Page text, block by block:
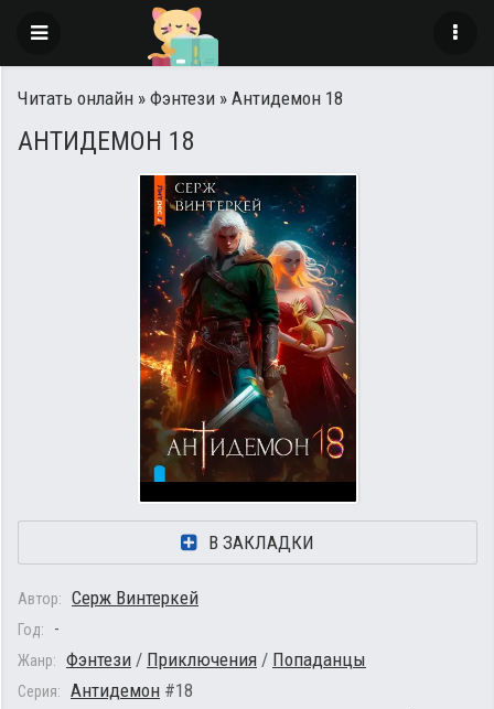
Читать онлайн » Фэнтези » Антидемон 18
АНТИДЕМОН 18
В ЗАКЛАДКИ
Автор: Серж Винтеркей
Год: -
Жанр: Фэнтези / Приключения / Попаданцы
Серия: Антидемон #18